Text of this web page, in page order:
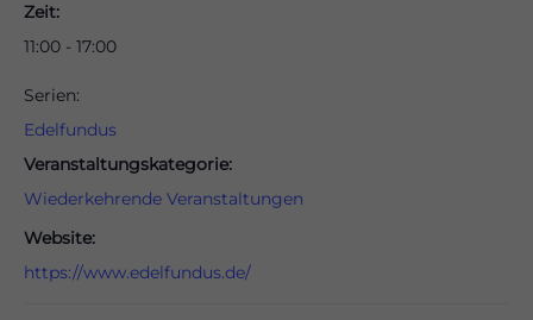
Zeit:
11:00 - 17:00
Serien:
Edelfundus
Veranstaltungskategorie:
Wiederkehrende Veranstaltungen
Website:
https://www.edelfundus.de/